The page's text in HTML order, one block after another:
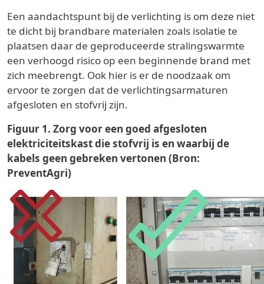
Een aandachtspunt bij de verlichting is om deze niet
te dicht bij brandbare materialen zoals isolatie te
plaatsen daar de geproduceerde stralingswarmte
een verhoogd risico op een beginnende brand met
zich meebrengt. Ook hier is er de noodzaak om
ervoor te zorgen dat de verlichtingsarmaturen
afgesloten en stofvrij zijn.
Figuur 1. Zorg voor een goed afgesloten
elektriciteitskast die stofvrij is en waarbij de
kabels geen gebreken vertonen (Bron:
PreventAgri)